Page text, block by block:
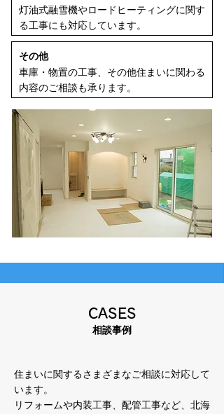
灯油式融雪機やロードヒーティングに関す
る工事にも対応しています。
その他
車庫・物置の工事、その他住まいに関わる
内容のご相談も承ります。
CASES
​相談事例
住まいに関するさまざまなご相談に対応して
います。
リフォームや内装工事、配管工事など、北海